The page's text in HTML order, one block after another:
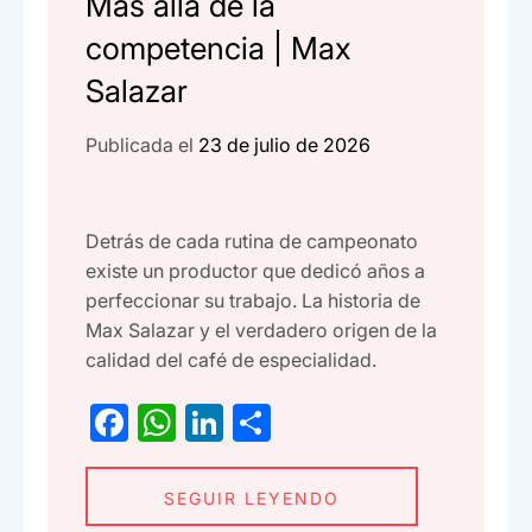
competencia | Max
Salazar
Publicada el 23 de julio de 2026
Detrás de cada rutina de campeonato
existe un productor que dedicó años a
perfeccionar su trabajo. La historia de
Max Salazar y el verdadero origen de la
calidad del café de especialidad.
F
a
W
h
at
Li
n
ke
o
m
SEGUIR LEYENDO